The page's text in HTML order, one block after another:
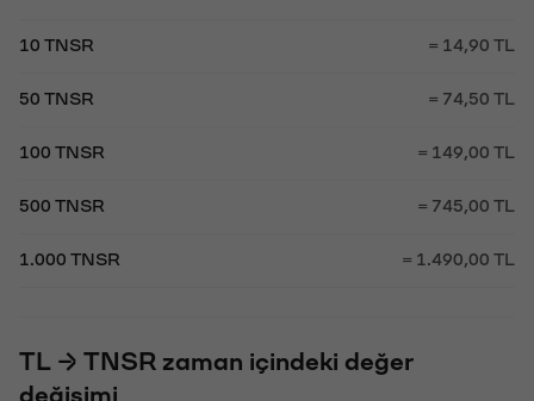
10 TNSR = 14,90 TL
50 TNSR = 74,50 TL
100 TNSR = 149,00 TL
500 TNSR = 745,00 TL
1.000 TNSR = 1.490,00 TL
TL → TNSR zaman içindeki değer
değişimi